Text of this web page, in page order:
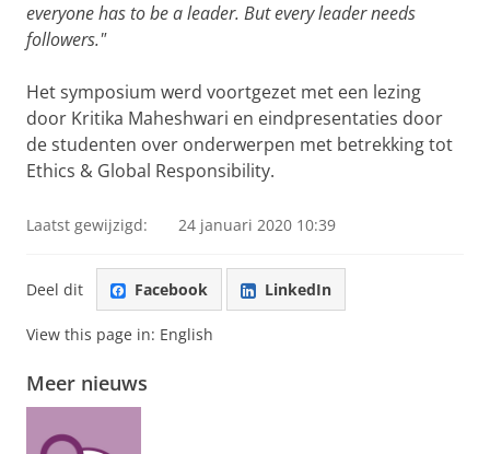
everyone has to be a leader. But every leader needs
followers."
Het symposium werd voortgezet met een lezing
door Kritika Maheshwari en eindpresentaties door
de studenten over onderwerpen met betrekking tot
Ethics & Global Responsibility.
Laatst gewijzigd: 24 januari 2020 10:39
Deel dit Facebook LinkedIn
View this page in: English
Meer nieuws